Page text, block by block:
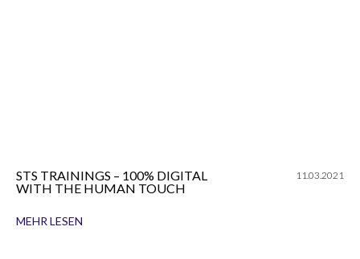
STS TRAININGS – 100% DIGITAL
WITH THE HUMAN TOUCH
11.03.2021
MEHR LESEN